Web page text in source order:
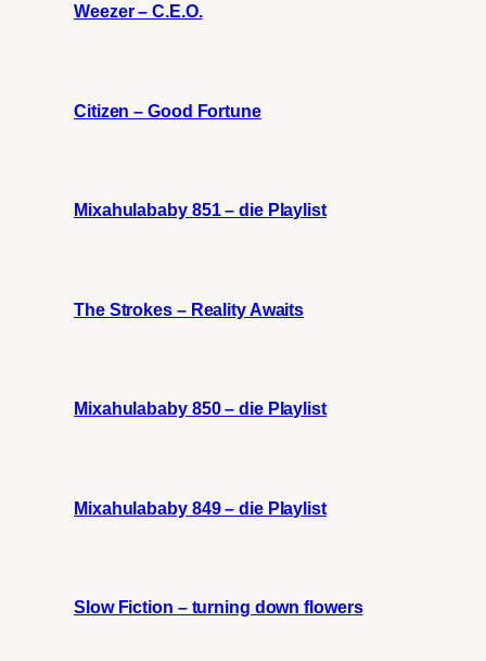
Weezer – C.E.O.
Citizen – Good Fortune
Mixahulababy 851 – die Playlist
The Strokes – Reality Awaits
Mixahulababy 850 – die Playlist
Mixahulababy 849 – die Playlist
Slow Fiction – turning down flowers